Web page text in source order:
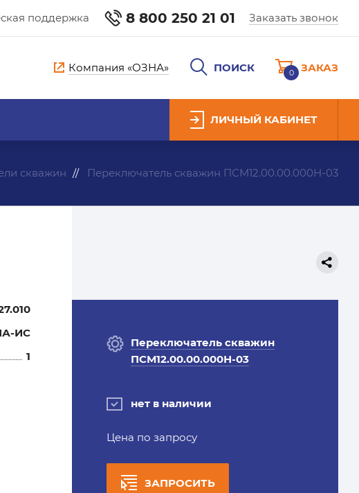
поддержка 8 800 250 21 01 Заказать звонок
Компания «ОЗНА» ПОИСК 0 ЗАКАЗ
ЛИЧНЫЙ КАБИНЕТ
скважин Переключатель скважин ПСМ12.00.00.000Н-03
ИС
1
Переключатель скважин
ПСМ12.00.00.000Н-03
нет в наличии
Цена по запросу
ЗАПРОСИТЬ